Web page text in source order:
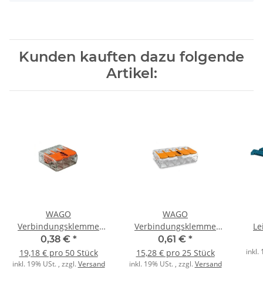
Kunden kauften dazu folgende
Artikel:
WAGO
Verbindungsklemme
3polig Compact mit
Hebel transparent
0,38 € *
19,18 € pro 50 Stück
inkl. 19% USt. , zzgl.Versand
WAGO
Verbindungsklemme
5polig Compact mit
Hebel transparent
0,61 € *
15,28 € pro 25 Stück
inkl. 19% USt. , zzgl.Versand
inkl.